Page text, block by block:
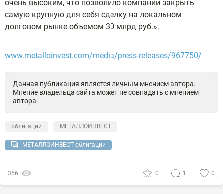
очень высоким, что позволило компании закрыть
самую крупную для себя сделку на локальном
долговом рынке объемом 30 млрд руб.».
www.metalloinvest.com/media/press-releases/967750/
Данная публикация является личным мнением автора.
Мнение владельца сайта может не совпадать с мнением
автора.
облигации МЕТАЛЛОИНВЕСТ
МЕТАЛЛОИНВЕСТ облигации
356 0 1 0